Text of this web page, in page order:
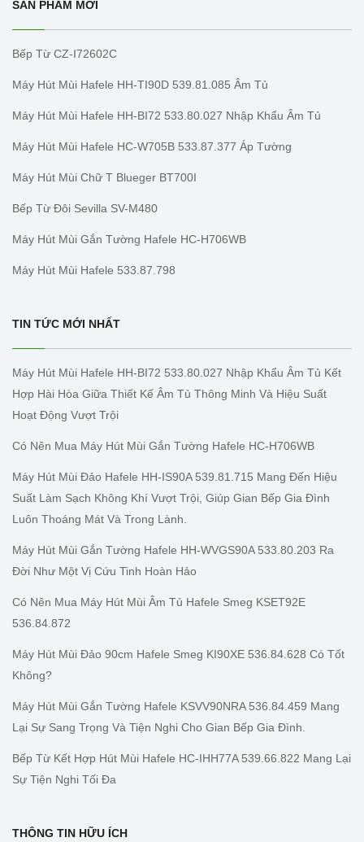
SẢN PHẨM MỚI
Bếp Từ CZ-I72602C
Máy Hút Mùi Hafele HH-TI90D 539.81.085 Âm Tủ
Máy Hút Mùi Hafele HH-BI72 533.80.027 Nhập Khẩu Âm Tủ
Máy Hút Mùi Hafele HC-W705B 533.87.377 Áp Tường
Máy Hút Mùi Chữ T Blueger BT700I
Bếp Từ Đôi Sevilla SV-M480
Máy Hút Mùi Gắn Tường Hafele HC-H706WB
Máy Hút Mùi Hafele 533.87.798
TIN TỨC MỚI NHẤT
Máy Hút Mùi Hafele HH-BI72 533.80.027 Nhập Khẩu Âm Tủ Kết
Hợp Hài Hòa Giữa Thiết Kế Âm Tủ Thông Minh Và Hiệu Suất
Hoạt Động Vượt Trội
Có Nên Mua Máy Hút Mùi Gắn Tường Hafele HC-H706WB
Máy Hút Mùi Đảo Hafele HH-IS90A 539.81.715 Mang Đến Hiệu
Suất Làm Sạch Không Khí Vượt Trội, Giúp Gian Bếp Gia Đình
Luôn Thoáng Mát Và Trong Lành.
Máy Hút Mùi Gắn Tường Hafele HH-WVGS90A 533.80.203 Ra
Đời Như Một Vị Cứu Tinh Hoàn Hảo
Có Nên Mua Máy Hút Mùi Âm Tủ Hafele Smeg KSET92E
536.84.872
Máy Hút Mùi Đảo 90cm Hafele Smeg KI90XE 536.84.628 Có Tốt
Không?
Máy Hút Mùi Gắn Tường Hafele KSVV90NRA 536.84.459 Mang
Lại Sự Sang Trọng Và Tiện Nghi Cho Gian Bếp Gia Đình.
Bếp Từ Kết Hợp Hút Mùi Hafele HC-IHH77A 539.66.822 Mang Lại
Sự Tiện Nghi Tối Đa
THÔNG TIN HỮU ÍCH